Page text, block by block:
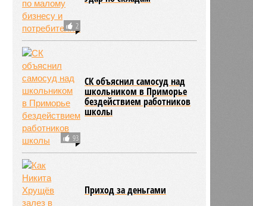
2
93
СК объяснил самосуд над
школьником в Приморье
бездействием работников
школы
Приход за деньгами